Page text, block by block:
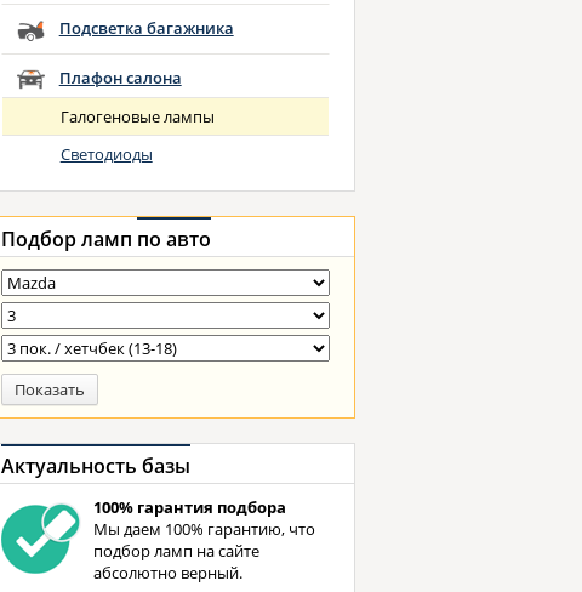
Подсветка багажника
Плафон салона
Галогеновые лампы
Светодиоды
Подбор ламп по авто
Показать
Актуальность базы
100% гарантия подбора
Мы даем 100% гарантию, что
подбор ламп на сайте
абсолютно верный.